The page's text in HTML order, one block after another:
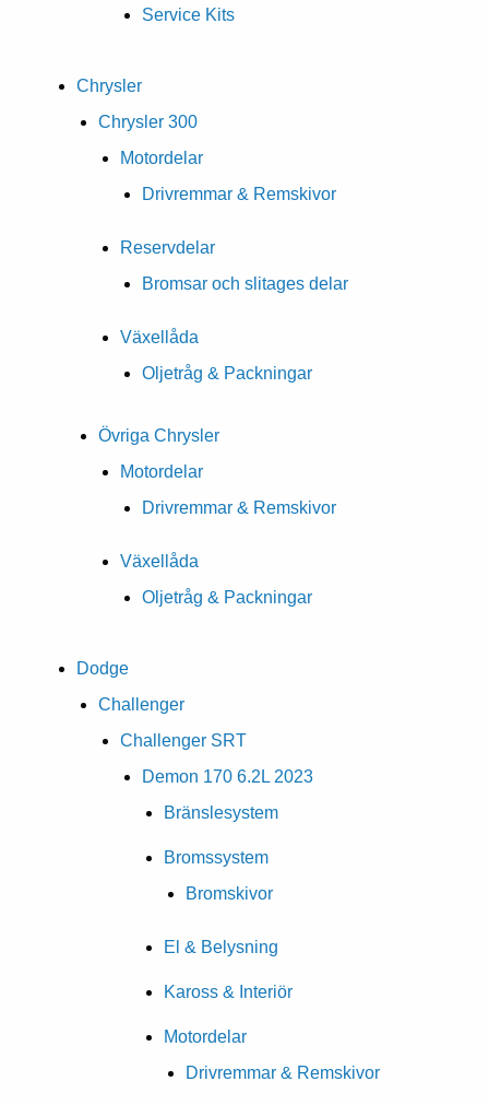
Service Kits
Chrysler
Chrysler 300
Motordelar
Drivremmar & Remskivor
Reservdelar
Bromsar och slitages delar
Växellåda
Oljetråg & Packningar
Övriga Chrysler
Motordelar
Drivremmar & Remskivor
Växellåda
Oljetråg & Packningar
Dodge
Challenger
Challenger SRT
Demon 170 6.2L 2023
Bränslesystem
Bromssystem
Bromskivor
El & Belysning
Kaross & Interiör
Motordelar
Drivremmar & Remskivor